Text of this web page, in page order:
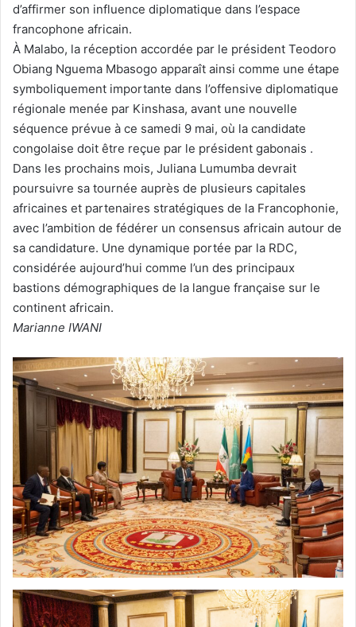
d’affirmer son influence diplomatique dans l’espace
francophone africain.
À Malabo, la réception accordée par le président Teodoro
Obiang Nguema Mbasogo apparaît ainsi comme une étape
symboliquement importante dans l’offensive diplomatique
régionale menée par Kinshasa, avant une nouvelle
séquence prévue à ce samedi 9 mai, où la candidate
congolaise doit être reçue par le président gabonais .
Dans les prochains mois, Juliana Lumumba devrait
poursuivre sa tournée auprès de plusieurs capitales
africaines et partenaires stratégiques de la Francophonie,
avec l’ambition de fédérer un consensus africain autour de
sa candidature. Une dynamique portée par la RDC,
considérée aujourd’hui comme l’un des principaux
bastions démographiques de la langue française sur le
continent africain.
Marianne IWANI